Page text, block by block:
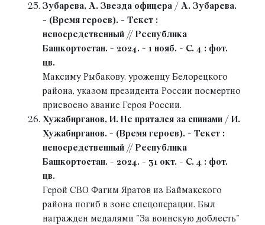
Зубарева, А. Звезда офицера / А. Зубарева.
- (Время героев). - Текст :
непосредственный // Республика
Башкортостан. - 2024. - 1 нояб. - С. 4 : фот.
цв.
Максиму Рыбакову, уроженцу Белорецкого
района, указом президента России посмертно
присвоено звание Героя России.
Хужабирганов, И. Не прятался за спинами / И.
Хужабирганов. - (Время героев). - Текст :
непосредственный // Республика
Башкортостан. - 2024. - 31 окт. - С. 4 : фот.
цв.
Герой СВО Фагим Яратов из Баймакского
района погиб в зоне спецоперации. Был
награжден медалями "За воинскую доблесть"